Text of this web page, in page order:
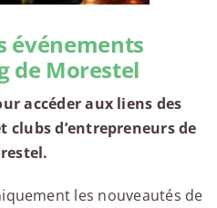
événements
de Morestel
accéder aux liens des
clubs d’entrepreneurs de
les nouveautés de